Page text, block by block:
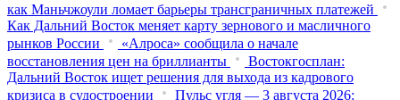
как Маньчжоули ломает барьеры трансграничных платежей
Как Дальний Восток меняет карту зернового и масличного
рынков России
«Алроса» сообщила о начале
восстановления цен на бриллианты
Востокгосплан:
Дальний Восток ищет решения для выхода из кадрового
кризиса в судостроении
Пульс угля — 3 августа 2026: